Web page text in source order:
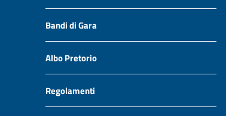
Bandi di Gara
Albo Pretorio
Regolamenti